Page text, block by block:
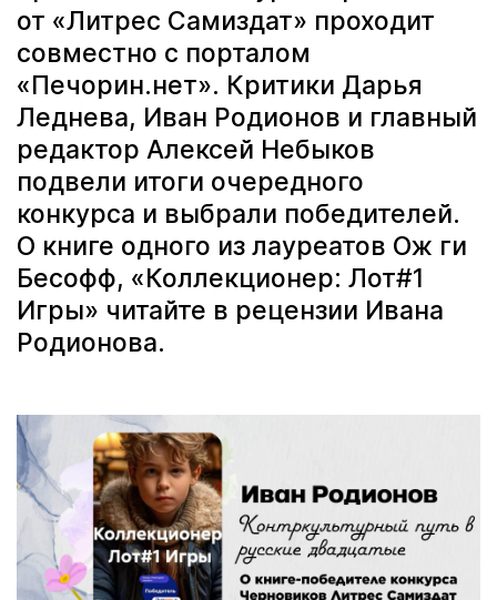
от «Литрес Самиздат» проходит
совместно с порталом
«Печорин.нет». Критики Дарья
Леднева, Иван Родионов и главный
редактор Алексей Небыков
подвели итоги очередного
конкурса и выбрали победителей.
О книге одного из лауреатов Ож ги
Бесофф, «Коллекционер: Лот#1
Игры» читайте в рецензии Ивана
Родионова.